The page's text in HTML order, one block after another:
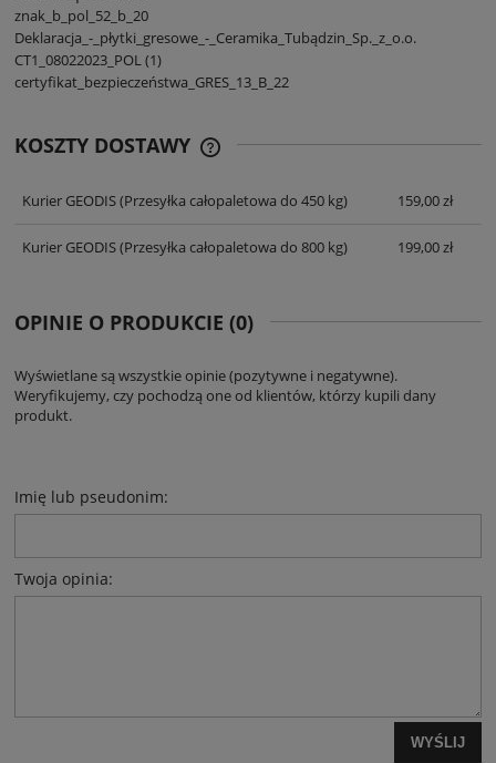
znak_b_pol_52_b_20
Deklaracja_-_płytki_gresowe_-_Ceramika_Tubądzin_Sp._z_o.o.
CT1_08022023_POL (1)
certyfikat_bezpieczeństwa_GRES_13_B_22
KOSZTY DOSTAWY
Kurier GEODIS(Przesyłka całopaletowa do 450 kg) 159,00 zł
Kurier GEODIS(Przesyłka całopaletowa do 800 kg) 199,00 zł
OPINIE O PRODUKCIE (0)
Wyświetlane są wszystkie opinie (pozytywne i negatywne).
Weryfikujemy, czy pochodzą one od klientów, którzy kupili dany
produkt.
Imię lub pseudonim:
Twoja opinia:
WYŚLIJ